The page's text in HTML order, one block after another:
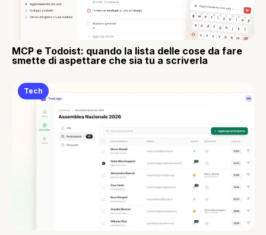
MCP e Todoist: quando la lista delle cose da fare
smette di aspettare che sia tu a scriverla
Tech